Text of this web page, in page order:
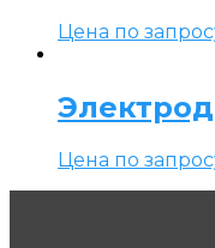
Цена по
Цена по